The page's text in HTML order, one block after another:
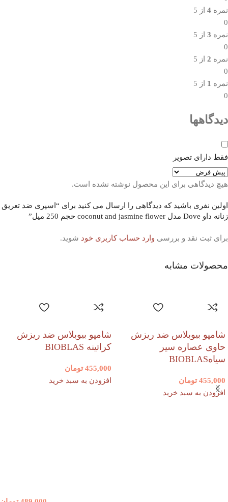
نمره 4 از 5
0
نمره 3 از 5
0
نمره 2 از 5
0
نمره 1 از 5
0
دیدگاهها
فقط دارای تصویر
هیچ دیدگاهی برای این محصول نوشته نشده است.
اولین نفری باشید که دیدگاهی را ارسال می کنید برای “اسپری ضد تعریق
زنانه داو Dove مدل coconut and jasmine flower حجم 250 میل”
برای ثبت نقد و بررسی وارد حساب کاربری خود شوید.
محصولات مشابه
شامپو بیوبلاس ضد ریزش
حاوی عصاره سیر
سیاهBIOBLAS
455,000 تومان
افزودن به سبد خرید
شامپو بیوبلاس ضد ریزش
کراتینه BIOBLAS
455,000 تومان
افزودن به سبد خرید